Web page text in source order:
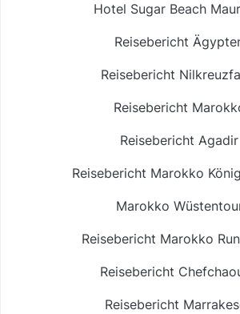
Hotel Sugar Beach
Reisebericht
Reisebericht
Reisebericht
Reisebericht Agadir
Reisebericht Marokko
Marokko
Reisebericht Marokko
Reisebericht
Reisebericht